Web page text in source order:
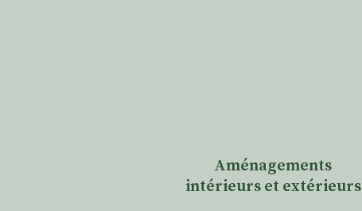
Aménagements
intérieurs et extérieurs